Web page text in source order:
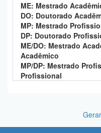
ME: Mestrado
DO: Doutorado
MP: Mestrado
DP: Doutorado
ME/DO: Mestrado
Acadêmico
MP/DP: Mestrado
Profissional